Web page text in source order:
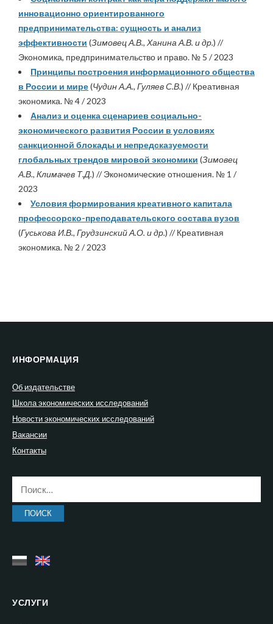
инновационно ориентированного
предпринимательства: сущность и анализ
эффективности (Зимовец А.В., Ханина А.В. и др.) //
Экономика, предпринимательство и право. № 5 / 2023
Принципы построения информационного общества
в России и мире(Чудин А.А., Гуляев С.В.) // Креативная
экономика. № 4 / 2023
Анализ и оценка сценариев социально-
экономического развития России в условиях
санкционной блокады и непредсказуемости
глобальных трендов мировой экономики (Зимовец
А.В., Климачев Т.Д.) // Экономические отношения. № 1 /
2023
Условия формирования креативного капитала
профессорско-преподавательского состава вузов
(Гуськова И.В., Грудзинский А.О. и др.) // Креативная
экономика. № 2 / 2023
ИНФОРМАЦИЯ
Об издательстве
Школа экономических исследований
Новости экономических исследований
Вакансии
Контакты
УСЛУГИ